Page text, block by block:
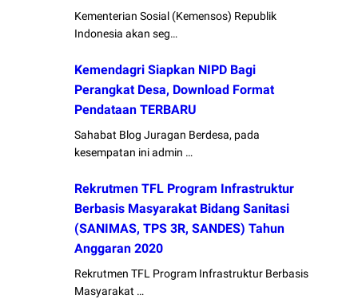
Kementerian Sosial (Kemensos) Republik
Indonesia akan seg…
Kemendagri Siapkan NIPD Bagi
Perangkat Desa, Download Format
Pendataan TERBARU
Sahabat Blog Juragan Berdesa, pada
kesempatan ini admin …
Rekrutmen TFL Program Infrastruktur
Berbasis Masyarakat Bidang Sanitasi
(SANIMAS, TPS 3R, SANDES) Tahun
Anggaran 2020
Rekrutmen TFL Program Infrastruktur Berbasis
Masyarakat …